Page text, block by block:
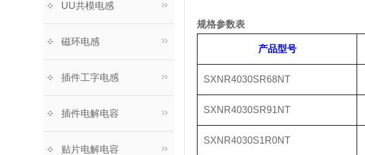
UU共模电感
磁环电感
插件工字电感
插件电解电容
贴片电解电容
规格参数表
产品型号
SXNR4030SR68NT
SXNR4030SR91NT
SXNR4030S1R0NT